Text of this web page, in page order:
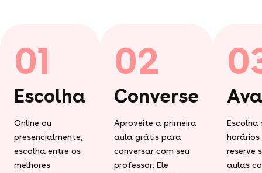
01
Escolha
Online ou
presencialmente,
escolha entre os
melhores
02
Converse
Aproveite a primeira
aula grátis para
conversar com seu
professor. Ele
Escolha
horários
reserve
aulas